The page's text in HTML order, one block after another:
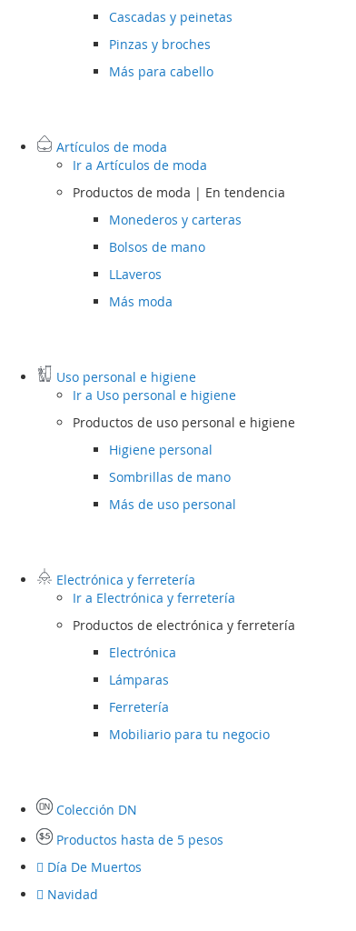
Cascadas y peinetas
Pinzas y broches
Más para cabello
Artículos de moda
Ir a Artículos de moda
Productos de moda | En tendencia
Monederos y carteras
Bolsos de mano
LLaveros
Más moda
Uso personal e higiene
Ir a Uso personal e higiene
Productos de uso personal e higiene
Higiene personal
Sombrillas de mano
Más de uso personal
Electrónica y ferretería
Ir a Electrónica y ferretería
Productos de electrónica y ferretería
Electrónica
Lámparas
Ferretería
Mobiliario para tu negocio
Colección DN
Productos hasta de 5 pesos
Día De Muertos
Navidad